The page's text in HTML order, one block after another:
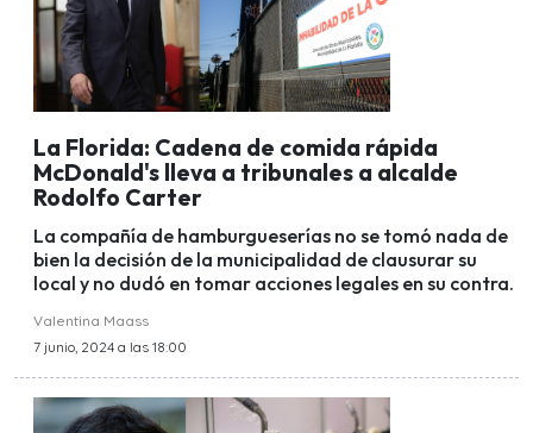
La Florida: Cadena de comida rápida
McDonald's lleva a tribunales a alcalde
Rodolfo Carter
La compañía de hamburgueserías no se tomó nada de
bien la decisión de la municipalidad de clausurar su
local y no dudó en tomar acciones legales en su contra.
Valentina Maass
7 junio, 2024 a las 18:00